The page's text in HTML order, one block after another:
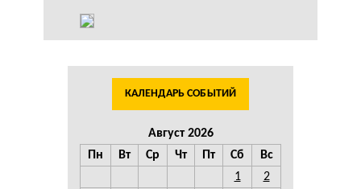
КАЛЕНДАРЬ СОБЫТИЙ
Август 2026
Пн
Вт Ср Чт Пт Сб
Вс
1
2